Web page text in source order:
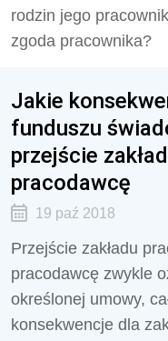
rodzin jego
zgoda pracownika?
Jakie
funduszu
przejście
pracodawcę
19 paź 2018
Przejście zakładu
pracodawcę zwykle
określonej umowy,
konsekwencje dla